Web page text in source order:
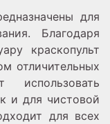
для
Благодаря
краскопульт
отличительных
использовать
и для чистовой
для всех